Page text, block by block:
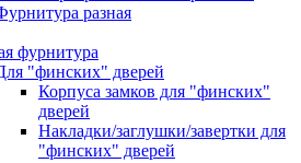
разная
фурнитура
"финских" дверей
Корпуса замков для "финских"
дверей
Накладки/заглушки/завертки для
"финских" дверей